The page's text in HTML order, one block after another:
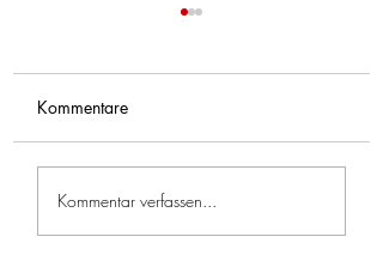
Feuerwehrfreitag im Juli
Kommentare
Kommentar verfassen...